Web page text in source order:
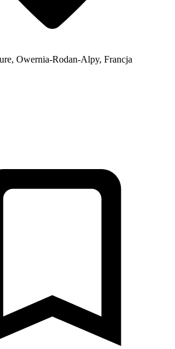
Owernia-Rodan-Alpy, Francja